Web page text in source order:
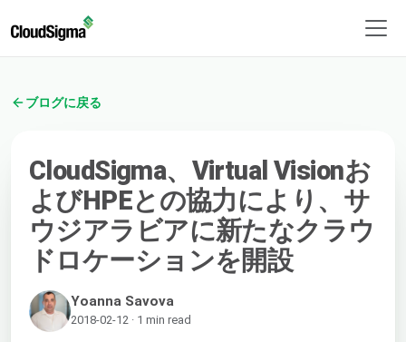
ブログに戻る
CloudSigma、Virtual Visionお
よびHPEとの協力により、サ
ウジアラビアに新たなクラウ
ドロケーションを開設
Yoanna Savova
2018-02-12 · 1 min read